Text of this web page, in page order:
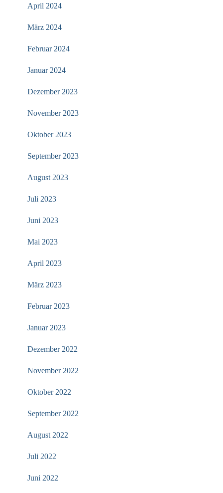
April 2024
März 2024
Februar 2024
Januar 2024
Dezember 2023
November 2023
Oktober 2023
September 2023
August 2023
Juli 2023
Juni 2023
Mai 2023
April 2023
März 2023
Februar 2023
Januar 2023
Dezember 2022
November 2022
Oktober 2022
September 2022
August 2022
Juli 2022
Juni 2022